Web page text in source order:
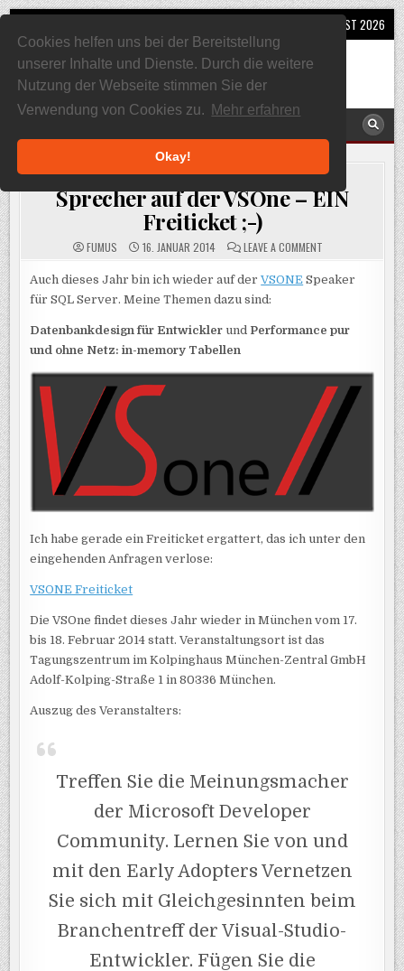
Cookies helfen uns bei der Bereitstellung
unserer Inhalte und Dienste. Durch die weitere
Nutzung der Webseite stimmen Sie der
Verwendung von Cookies zu.
Mehr erfahren
Okay!
Skip
6. AUGUST 2026
SQL, Sharepoint und Co
Alles rund um Sharepoint und SQL Server
POSTED
SQL SERVER
Sprecher auf der VSOne – EIN
Freiticket ;-)
FUMUS 16. JANUAR 2014 LEAVE A COMMENTON
DER
;-)
Auch dieses Jahr bin ich wieder auf derVSONE Speaker
für SQL Server. Meine Themen dazu sind:
Datenbankdesign für Entwickler und Performance pur
und ohne Netz: in-memory Tabellen
Ich habe gerade ein Freiticket ergattert, das ich unter den
eingehenden Anfragen verlose:
VSONE Freiticket
Die VSOne findet dieses Jahr wieder in München vom 17.
bis 18. Februar 2014 statt. Veranstaltungsort ist das
Tagungszentrum im Kolpinghaus München-Zentral GmbH
Adolf-Kolping-Straße 1 in 80336 München.
Auszug des Veranstalters:
Treffen Sie die Meinungsmacher
der Microsoft Developer
Community. Lernen Sie von und
mit den Early Adopters Vernetzen
Sie sich mit Gleichgesinnten beim
Branchentreff der Visual-Studio-
Entwickler. Fügen Sie die